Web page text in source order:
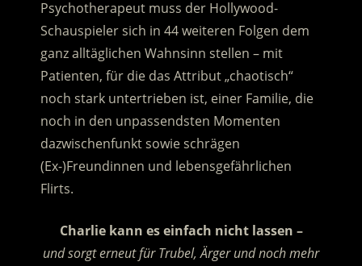
Psychotherapeut muss der Hollywood-
Schauspieler sich in 44 weiteren Folgen dem
ganz alltäglichen Wahnsinn stellen – mit
Patienten, für die das Attribut „chaotisch“
noch stark untertrieben ist, einer Familie, die
noch in den unpassendsten Momenten
dazwischenfunkt sowie schrägen
(Ex-)Freundinnen und lebensgefährlichen
Flirts.
Charlie kann es einfach nicht lassen –
und sorgt erneut für Trubel, Ärger und noch mehr